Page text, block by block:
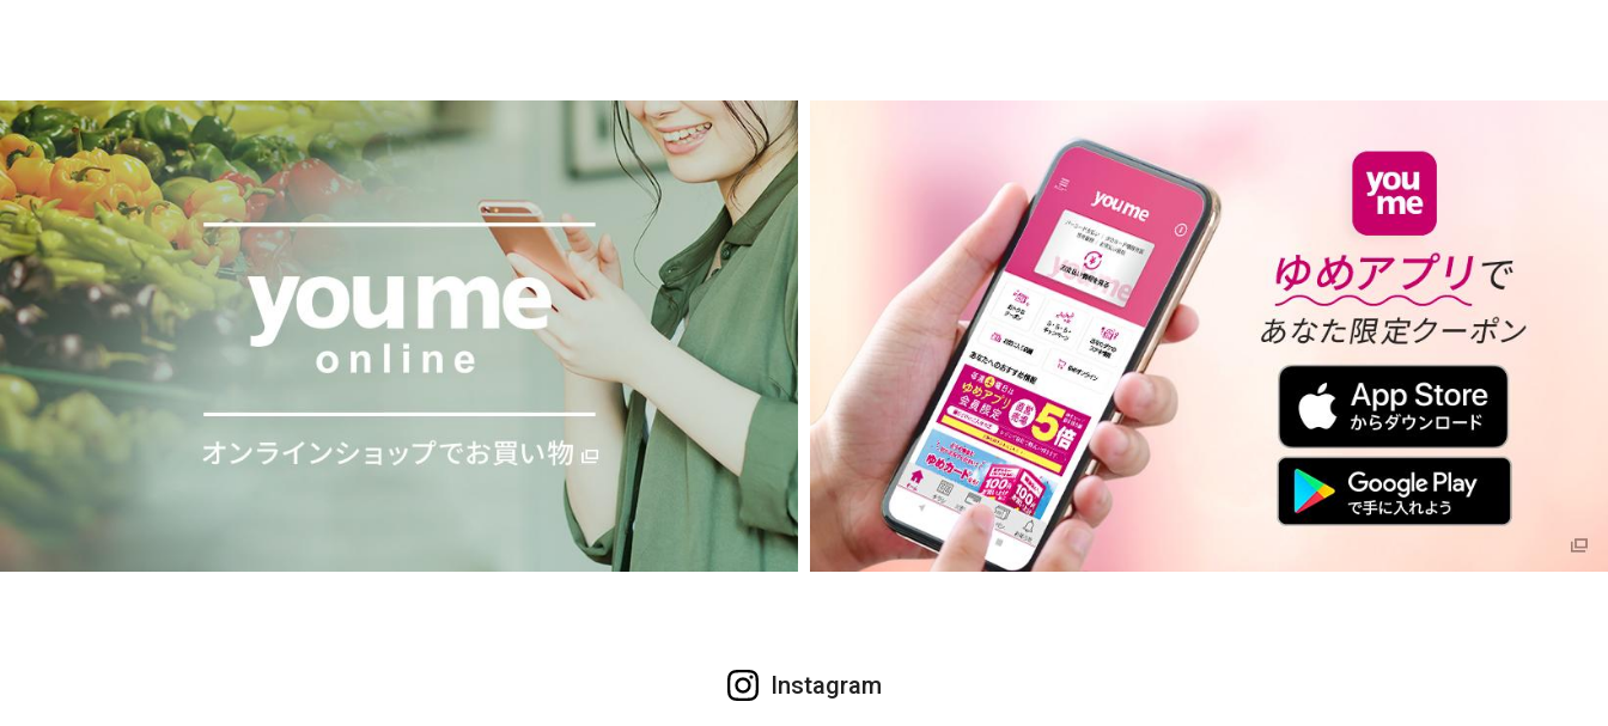
Instagram